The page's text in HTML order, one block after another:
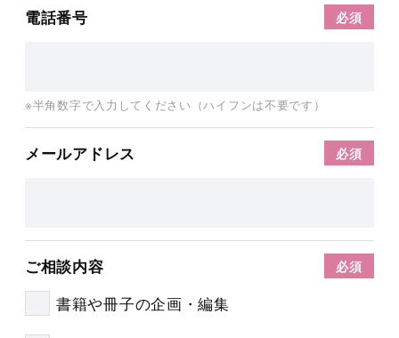
電話番号
※半角数字で入力してください（ハイフンは不要です）
メールアドレス
ご相談内容
書籍や冊子の企画・編集